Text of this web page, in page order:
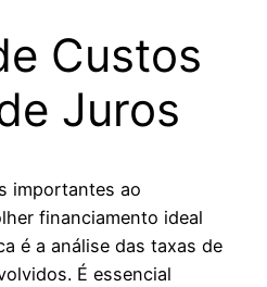
Custos
Juros
importantes ao
financiamento ideal
é a análise das taxas de
É essencial